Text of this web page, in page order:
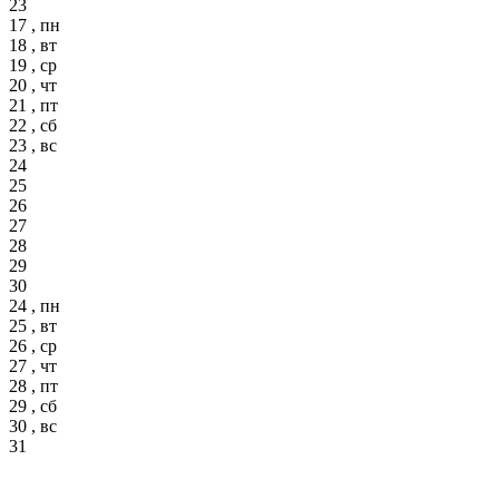
23
17 , пн
18 , вт
19 , ср
20 , чт
21 , пт
22 , сб
23 , вс
24
25
26
27
28
29
30
24 , пн
25 , вт
26 , ср
27 , чт
28 , пт
29 , сб
30 , вс
31